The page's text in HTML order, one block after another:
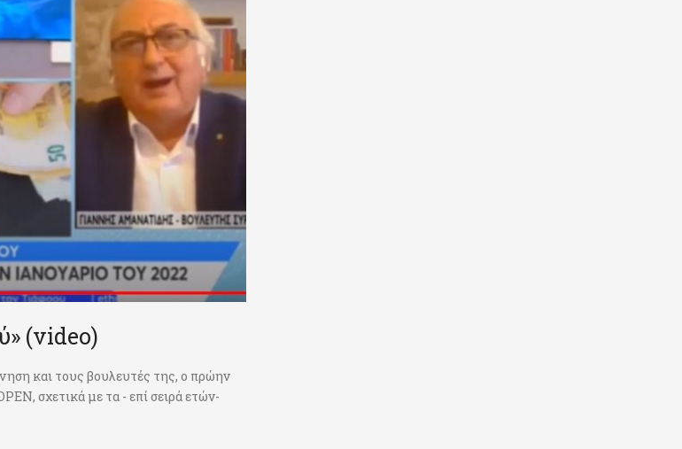
(video)
και τους βουλευτές της, ο πρώην
σχετικά με τα - επί σειρά ετών-